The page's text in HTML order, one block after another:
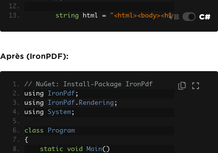
string html =
"<html><body><h1
Configuration
figuration ();
        config
.Document = html;
        config
UserStyleSheets =
ystem
Collections Generic
new
"@page { @top-center { content: 'Heade
r Text'; } @bottom-center { content:
'Page ' counter(page); } }"
VB C#
Après (IronPDF):
// NuGet: Install-Package IronPdf
using IronPdf ;
using IronPdf . Rendering ;
using System;
class
Program
{
static
void Main()